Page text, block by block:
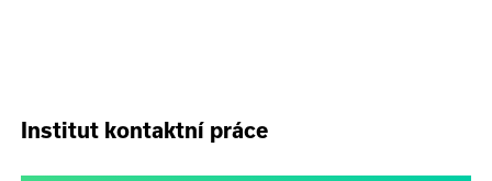
Institut kontaktní práce